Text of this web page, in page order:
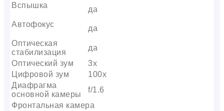
Вспышка
да
Автофокус
да
Оптическая
стабилизация
да
Оптический зум
3х
Цифровой зум
100x
Диафрагма
основной камеры
f/1.6
Фронтальная камера